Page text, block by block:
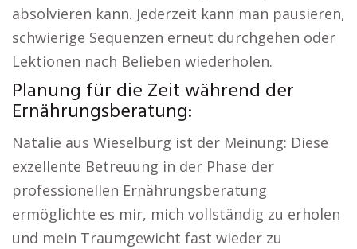
absolvieren kann. Jederzeit kann man pausieren,
schwierige Sequenzen erneut durchgehen oder
Lektionen nach Belieben wiederholen.
Planung für die Zeit während der
Ernährungsberatung:
Natalie aus Wieselburg ist der Meinung: Diese
exzellente Betreuung in der Phase der
professionellen Ernährungsberatung
ermöglichte es mir, mich vollständig zu erholen
und mein Traumgewicht fast wieder zu